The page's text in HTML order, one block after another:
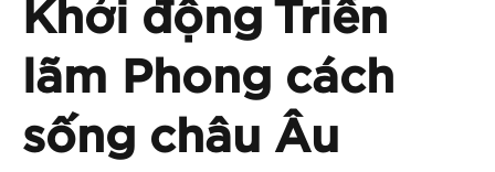
Khởi động Triển
lãm Phong cách
sống châu Âu